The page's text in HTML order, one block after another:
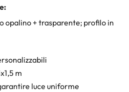
opalino + trasparente; profilo in
m
luce uniforme